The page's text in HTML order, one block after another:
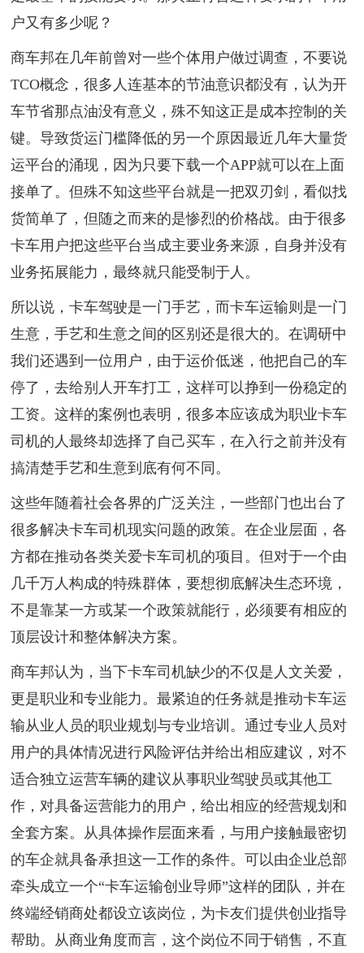
户又有多少呢？
商车邦在几年前曾对一些个体用户做过调查，不要说
TCO概念，很多人连基本的节油意识都没有，认为开
车节省那点油没有意义，殊不知这正是成本控制的关
键。导致货运门槛降低的另一个原因最近几年大量货
运平台的涌现，因为只要下载一个APP就可以在上面
接单了。但殊不知这些平台就是一把双刃剑，看似找
货简单了，但随之而来的是惨烈的价格战。由于很多
卡车用户把这些平台当成主要业务来源，自身并没有
业务拓展能力，最终就只能受制于人。
所以说，卡车驾驶是一门手艺，而卡车运输则是一门
生意，手艺和生意之间的区别还是很大的。在调研中
我们还遇到一位用户，由于运价低迷，他把自己的车
停了，去给别人开车打工，这样可以挣到一份稳定的
工资。这样的案例也表明，很多本应该成为职业卡车
司机的人最终却选择了自己买车，在入行之前并没有
搞清楚手艺和生意到底有何不同。
这些年随着社会各界的广泛关注，一些部门也出台了
很多解决卡车司机现实问题的政策。在企业层面，各
方都在推动各类关爱卡车司机的项目。但对于一个由
几千万人构成的特殊群体，要想彻底解决生态环境，
不是靠某一方或某一个政策就能行，必须要有相应的
顶层设计和整体解决方案。
商车邦认为，当下卡车司机缺少的不仅是人文关爱，
更是职业和专业能力。最紧迫的任务就是推动卡车运
输从业人员的职业规划与专业培训。通过专业人员对
用户的具体情况进行风险评估并给出相应建议，对不
适合独立运营车辆的建议从事职业驾驶员或其他工
作，对具备运营能力的用户，给出相应的经营规划和
全套方案。从具体操作层面来看，与用户接触最密切
的车企就具备承担这一工作的条件。可以由企业总部
牵头成立一个“卡车运输创业导师”这样的团队，并在
终端经销商处都设立该岗位，为卡友们提供创业指导
帮助。从商业角度而言，这个岗位不同于销售，不直